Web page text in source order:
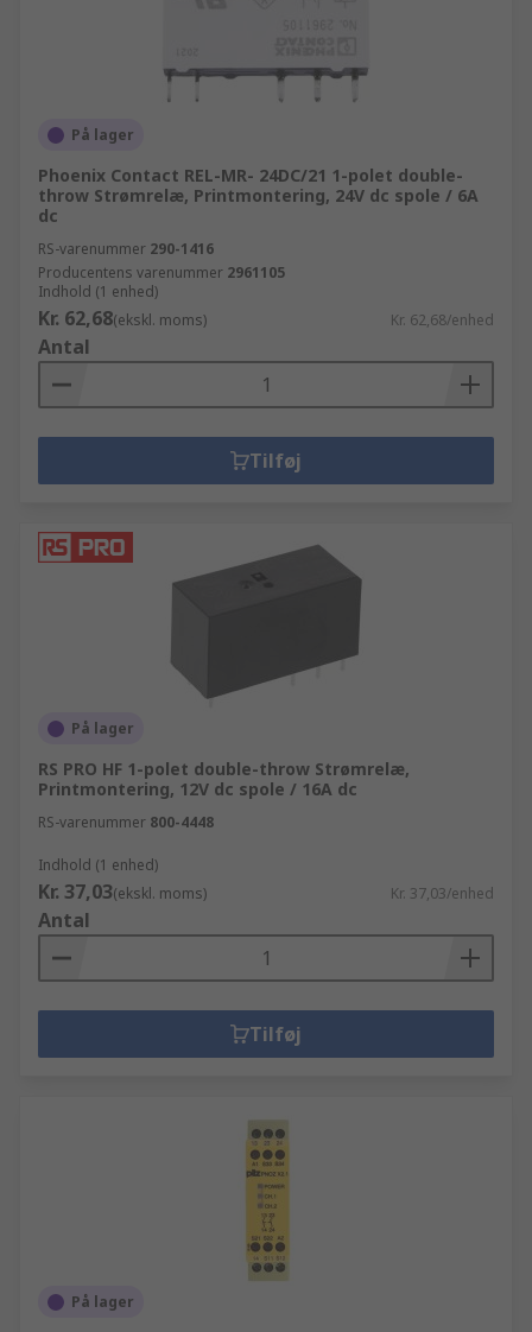
På lager
Phoenix Contact REL-MR- 24DC/21 1-polet double-
throw Strømrelæ, Printmontering, 24V dc spole / 6A
dc
RS-varenummer 290-1416
Producentens varenummer 2961105
Indhold (1 enhed)
Kr. 62,68(ekskl. moms) Kr. 62,68/enhed
Antal
Tilføj
På lager
RS PRO HF 1-polet double-throw Strømrelæ,
Printmontering, 12V dc spole / 16A dc
RS-varenummer 800-4448
Indhold (1 enhed)
Kr. 37,03(ekskl. moms) Kr. 37,03/enhed
Antal
Tilføj
På lager